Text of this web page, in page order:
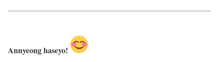
Annyeong haseyo!